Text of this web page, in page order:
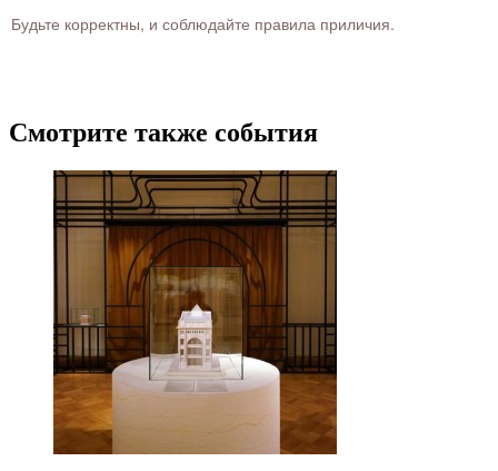
Будьте корректны, и соблюдайте правила приличия.
Смотрите также события